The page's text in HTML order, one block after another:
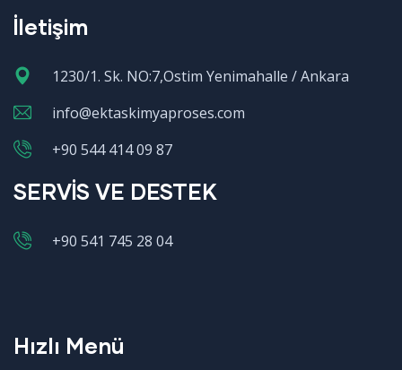
İletişim
1230/1. Sk. NO:7,Ostim Yenimahalle / Ankara
info@ektaskimyaproses.com
+90 544 414 09 87
SERVİS VE DESTEK
+90 541 745 28 04
Hızlı Menü